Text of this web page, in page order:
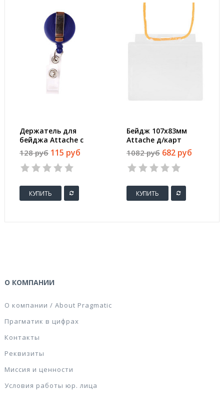
Держатель для
бейджа Attache с
рулеткой
128 руб 115 руб
КУПИТЬ
Бейдж 107х83мм
Attache д/карт
100х71мм с жёлтой
тесьмой, 10 шт/уп
1082 руб 682 руб
КУПИТЬ
О КОМПАНИИ
О компании / About Pragmatic
Прагматик в цифрах
Контакты
Реквизиты
Миссия и ценности
Условия работы юр. лица